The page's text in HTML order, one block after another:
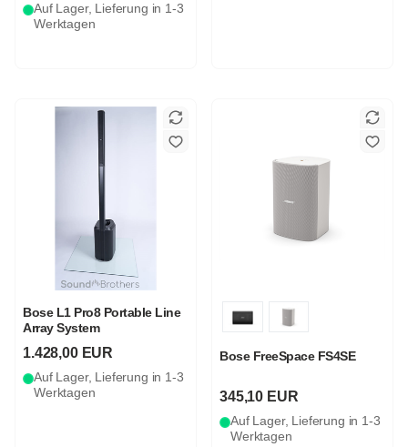
Auf Lager, Lieferung in 1-3
Werktagen
Bose L1 Pro8 Portable Line
Array System
1.428,00 EUR
Auf Lager, Lieferung in 1-3
Werktagen
Bose FreeSpace FS4SE
345,10 EUR
Auf Lager, Lieferung in 1-3
Werktagen